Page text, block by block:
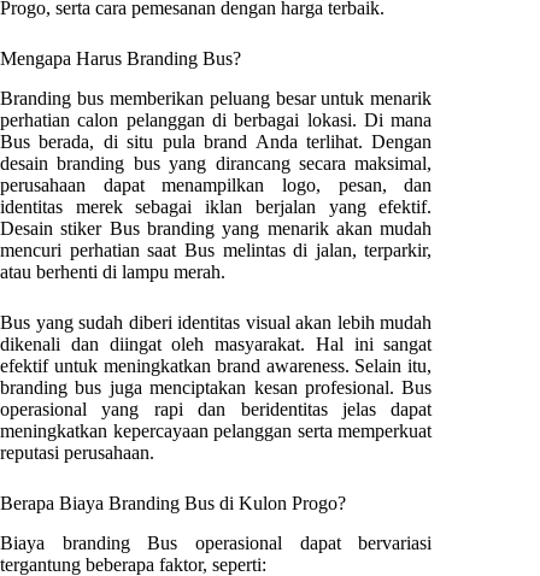
Progo, serta cara pemesanan dengan harga terbaik.
Mengapa Harus Branding Bus?
Branding bus memberikan peluang besar untuk menarik
perhatian calon pelanggan di berbagai lokasi. Di mana
Bus berada, di situ pula brand Anda terlihat. Dengan
desain branding bus yang dirancang secara maksimal,
perusahaan dapat menampilkan logo, pesan, dan
identitas merek sebagai iklan berjalan yang efektif.
Desain stiker Bus branding yang menarik akan mudah
mencuri perhatian saat Bus melintas di jalan, terparkir,
atau berhenti di lampu merah.
Bus yang sudah diberi identitas visual akan lebih mudah
dikenali dan diingat oleh masyarakat. Hal ini sangat
efektif untuk meningkatkan brand awareness. Selain itu,
branding bus juga menciptakan kesan profesional. Bus
operasional yang rapi dan beridentitas jelas dapat
meningkatkan kepercayaan pelanggan serta memperkuat
reputasi perusahaan.
Berapa Biaya Branding Bus di Kulon Progo?
Biaya branding Bus operasional dapat bervariasi
tergantung beberapa faktor, seperti: